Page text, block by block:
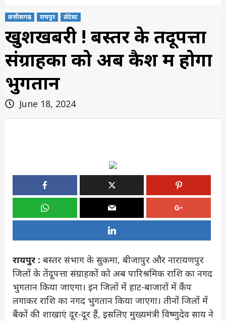
छत्तीसगढ़ रायपुर लेटेस्ट
खुशखबरी ! बस्तर के तेंदूपत्ता
संग्राहकों को अब कैश में होगा
भुगतान
June 18, 2024
रायपुर : बस्तर संभाग के सुकमा, बीजापुर और नारायणपुर
जिलों के तेंदूपत्ता संग्राहकों को अब पारिश्रमिक राशि का नगद
भुगतान किया जाएगा। इन जिलों में हाट-बाजारों में कैंप
लगाकर राशि का नगद भुगतान किया जाएगा। तीनों जिलों में
बैंकों की शाखाएं दूर-दूर हैं, इसलिए मुख्यमंत्री विष्णुदेव साय ने